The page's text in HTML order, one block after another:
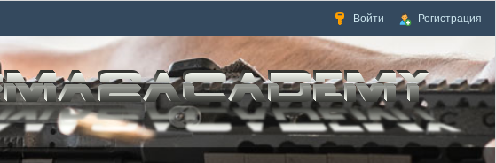
Войти Регистрация